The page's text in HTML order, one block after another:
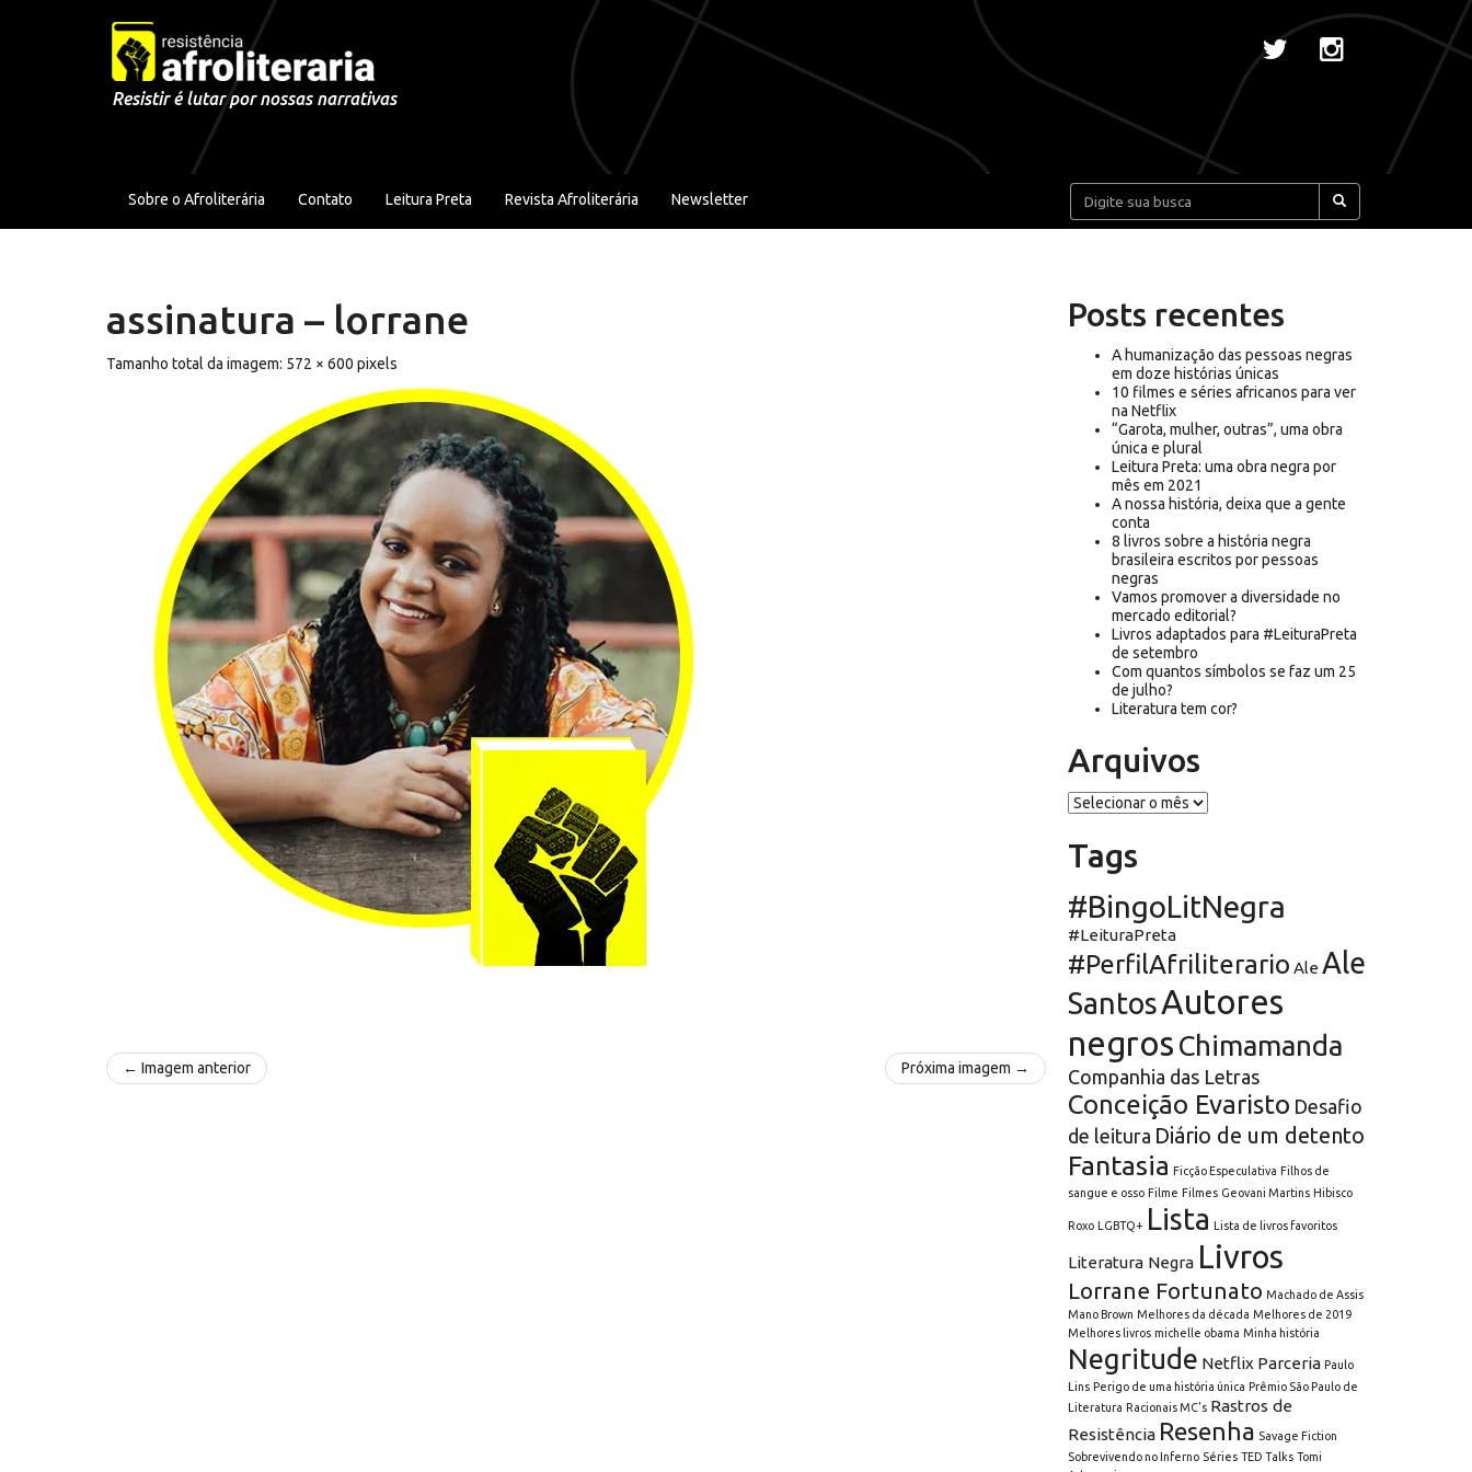
Pular para o conteúdo
Resistir é lutar por nossas narrativas
Sobre o Afroliterária Contato Leitura Preta Revista Afroliterária Newsletter Pesquisar:
assinatura – lorrane
Tamanho total da imagem: 572 × 600 pixels
← Imagem anterior Próxima imagem →
Posts recentes
A humanização das pessoas negras
em doze histórias únicas
10 filmes e séries africanos para ver
na Netflix
“Garota, mulher, outras”, uma obra
única e plural
Leitura Preta: uma obra negra por
mês em 2021
A nossa história, deixa que a gente
conta
8 livros sobre a história negra
brasileira escritos por pessoas
negras
Vamos promover a diversidade no
mercado editorial?
Livros adaptados para #LeituraPreta
de setembro
Com quantos símbolos se faz um 25
de julho?
Literatura tem cor?
Arquivos
Arquivos
Tags
#BingoLitNegra
#LeituraPreta
#PerfilAfriliterario Ale Ale
SantosAutores
negros Chimamanda
Companhia das Letras
Conceição Evaristo Desafio
de leitura Diário de um detento
Fantasia Ficção Especulativa Filhos de
sangue e osso Filme Filmes Geovani Martins Hibisco
Roxo LGBTQ+ Lista Lista de livros favoritos
Literatura Negra Livros
Lorrane Fortunato Machado de Assis
Mano Brown Melhores da década Melhores de 2019
Melhores livros michelle obama Minha história
Negritude Netflix Parceria Paulo
Lins Perigo de uma história única Prêmio São Paulo de
Literatura Racionais MC's Rastros de
Resistência Resenha Savage Fiction
Sobrevivendo no Inferno Séries TED Talks Tomi